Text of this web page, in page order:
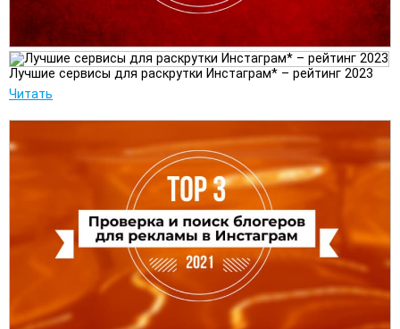
Лучшие сервисы для раскрутки Инстаграм* – рейтинг 2023
Читать